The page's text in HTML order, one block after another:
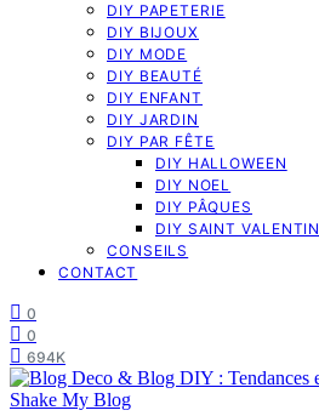
DIY PAPETERIE
DIY BIJOUX
DIY MODE
DIY BEAUTÉ
DIY ENFANT
DIY JARDIN
DIY PAR FÊTE
DIY HALLOWEEN
DIY NOEL
DIY PÂQUES
DIY SAINT VALENTIN
CONSEILS
CONTACT
0
0
694K